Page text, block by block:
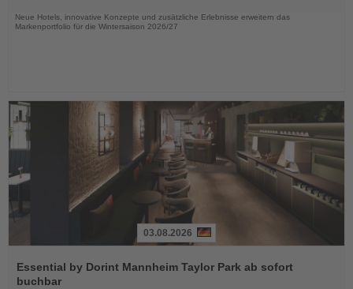
Neue Hotels, innovative Konzepte und zusätzliche Erlebnisse erweitern das
Markenportfolio für die Wintersaison 2026/27
Sie
die
03.08.2026
Essential by Dorint Mannheim Taylor Park ab sofort
buchbar